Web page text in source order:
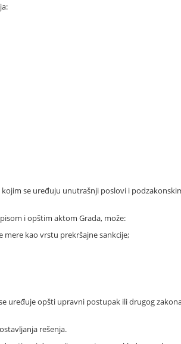
se uređuju unutrašnji poslovi i
i opštim aktom Grada, može:
mere kao vrstu prekršajne sankcije;
uređuje opšti upravni postupak ili drugog
rešenja.